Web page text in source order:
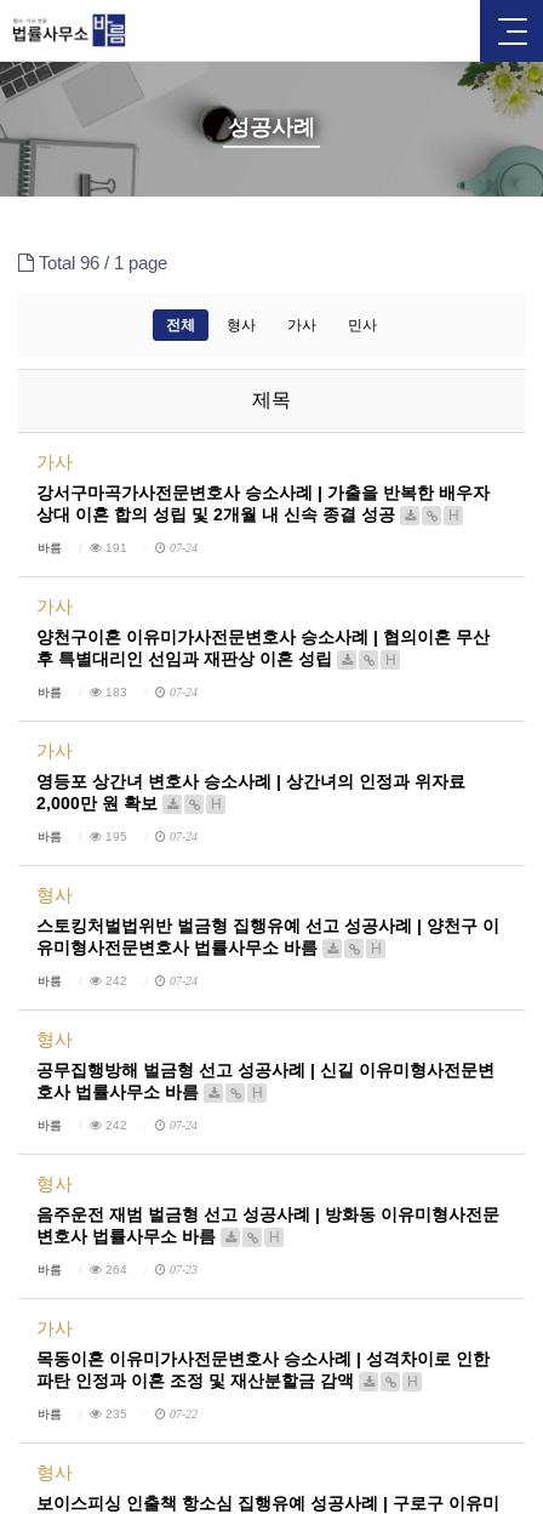
성공사례
Total 96 / 1 page
전체 형사 가사 민사
제목
가사
강서구마곡가사전문변호사 승소사례 | 가출을 반복한 배우자
상대 이혼 합의 성립 및 2개월 내 신속 종결 성공
H
바름 191 07-24
가사
양천구이혼 이유미가사전문변호사 승소사례 | 협의이혼 무산
후 특별대리인 선임과 재판상 이혼 성립
H
바름 183 07-24
가사
영등포 상간녀 변호사 승소사례 | 상간녀의 인정과 위자료
2,000만 원 확보
H
바름 195 07-24
형사
스토킹처벌법위반 벌금형 집행유예 선고 성공사례 | 양천구 이
유미형사전문변호사 법률사무소 바름
H
바름 242 07-24
형사
공무집행방해 벌금형 선고 성공사례 | 신길 이유미형사전문변
호사 법률사무소 바름
H
바름 242 07-24
형사
음주운전 재범 벌금형 선고 성공사례 | 방화동 이유미형사전문
변호사 법률사무소 바름
H
바름 264 07-23
가사
목동이혼 이유미가사전문변호사 승소사례 | 성격차이로 인한
파탄 인정과 이혼 조정 및 재산분할금 감액
H
바름 235 07-22
형사
보이스피싱 인출책 항소심 집행유예 성공사례 | 구로구 이유미